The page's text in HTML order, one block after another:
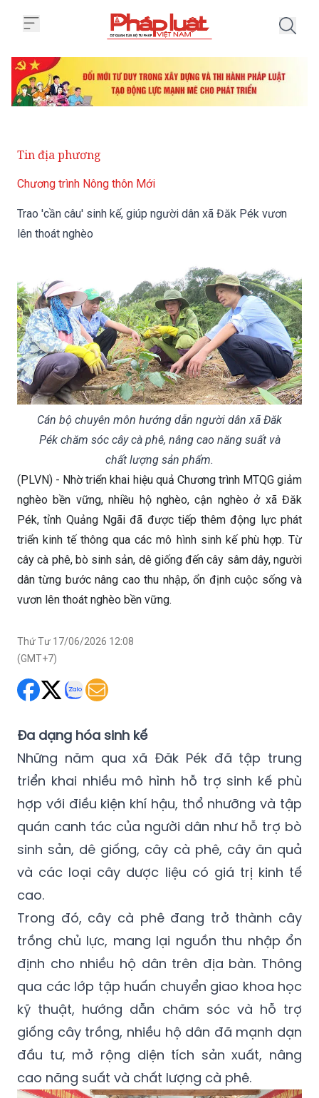
Tin địa phương
Chương trình Nông thôn Mới
Trao 'cần câu' sinh kế, giúp người dân xã Đăk Pék vươn
lên thoát nghèo
Cán bộ chuyên môn hướng dẫn người dân xã Đăk
Pék chăm sóc cây cà phê, nâng cao năng suất và
chất lượng sản phẩm.
(PLVN) - Nhờ triển khai hiệu quả Chương trình MTQG giảm
nghèo bền vững, nhiều hộ nghèo, cận nghèo ở xã Đăk
Pék, tỉnh Quảng Ngãi đã được tiếp thêm động lực phát
triển kinh tế thông qua các mô hình sinh kế phù hợp. Từ
cây cà phê, bò sinh sản, dê giống đến cây sâm dây, người
dân từng bước nâng cao thu nhập, ổn định cuộc sống và
vươn lên thoát nghèo bền vững.
Thứ Tư 17/06/2026 12:08
(GMT+7)
Đa dạng hóa sinh kế
Những năm qua xã Đăk Pék đã tập trung
triển khai nhiều mô hình hỗ trợ sinh kế phù
hợp với điều kiện khí hậu, thổ nhưỡng và tập
quán canh tác của người dân như hỗ trợ bò
sinh sản, dê giống, cây cà phê, cây ăn quả
và các loại cây dược liệu có giá trị kinh tế
cao.
Trong đó, cây cà phê đang trở thành cây
trồng chủ lực, mang lại nguồn thu nhập ổn
định cho nhiều hộ dân trên địa bàn. Thông
qua các lớp tập huấn chuyển giao khoa học
kỹ thuật, hướng dẫn chăm sóc và hỗ trợ
giống cây trồng, nhiều hộ dân đã mạnh dạn
đầu tư, mở rộng diện tích sản xuất, nâng
cao năng suất và chất lượng cà phê.